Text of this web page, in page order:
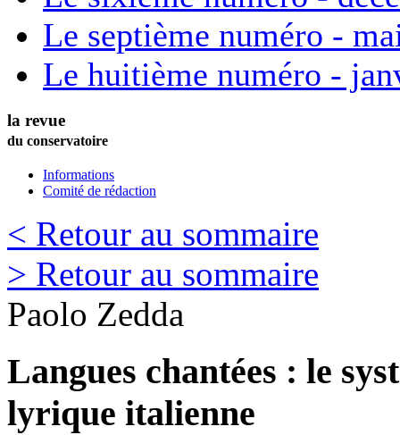
Le septième numéro -
Le huitième numéro -
la revue
du conservatoire
Informations
Comité de rédaction
< Retour au sommaire
> Retour au sommaire
Paolo Zedda
Langues chantées : le
lyrique italienne